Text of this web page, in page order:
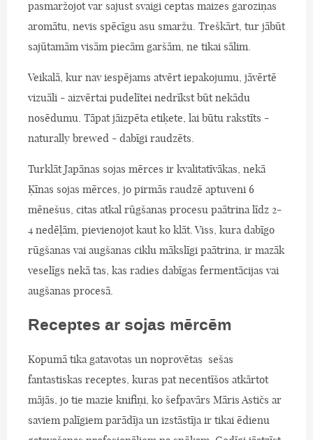
pasmaržojot var sajust svaigi ceptas maizes garoziņas
aromātu, nevis spēcīgu asu smaržu. Treškārt, tur jābūt
sajūtamām visām piecām garšām, ne tikai sālim.
Veikalā, kur nav iespējams atvērt iepakojumu, jāvērtē
vizuāli - aizvērtai pudelītei nedrīkst būt nekādu
nosēdumu. Tāpat jāizpēta etiķete, lai būtu rakstīts -
naturally brewed - dabīgi raudzēts.
Turklāt Japānas sojas mērces ir kvalitatīvākas, nekā
Ķīnas sojas mērces, jo pirmās raudzē aptuveni 6
mēnešus, citas atkal rūgšanas procesu paātrina līdz 2-
4 nedēļām, pievienojot kaut ko klāt. Viss, kura dabīgo
rūgšanas vai augšanas ciklu mākslīgi paātrina, ir mazāk
veselīgs nekā tas, kas radies dabīgas fermentācijas vai
augšanas procesā.
Receptes ar sojas mērcēm
Kopumā tika gatavotas un noprovētas sešas
fantastiskas receptes, kuras pat necentīšos atkārtot
mājās, jo tie mazie knifiņi, ko šefpavārs Māris Astičs ar
saviem palīgiem parādīja un izstāstīja ir tikai ēdienu